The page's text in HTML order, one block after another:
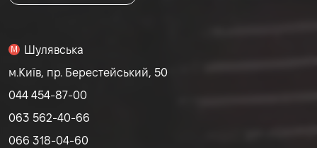
M
Шулявська
м.Київ, пр. Берестейський, 50
044 454-87-00
063 562-40-66
066 318-04-60